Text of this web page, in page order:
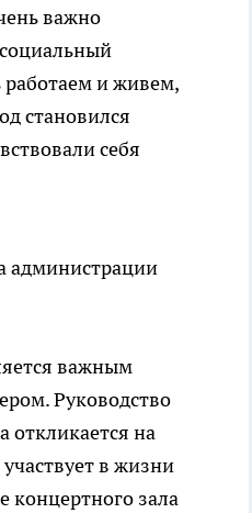
важно
работаем и живем,
становился
себя
администрации
важным
Руководство
откликается на
в жизни
концертного зала